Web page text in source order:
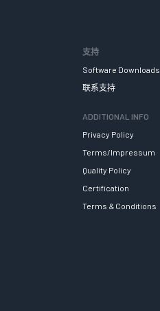
支持
Software Downloads
联系支持
ADDITIONAL INFO
Privacy Policy
Terms/Impressum
Quality Policy
Certification
Terms & Conditions